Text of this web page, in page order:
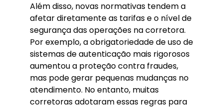
Além disso, novas normativas tendem a
afetar diretamente as tarifas e o nível de
segurança das operações na corretora.
Por exemplo, a obrigatoriedade de uso de
sistemas de autenticação mais rigorosos
aumentou a proteção contra fraudes,
mas pode gerar pequenas mudanças no
atendimento. No entanto, muitas
corretoras adotaram essas regras para